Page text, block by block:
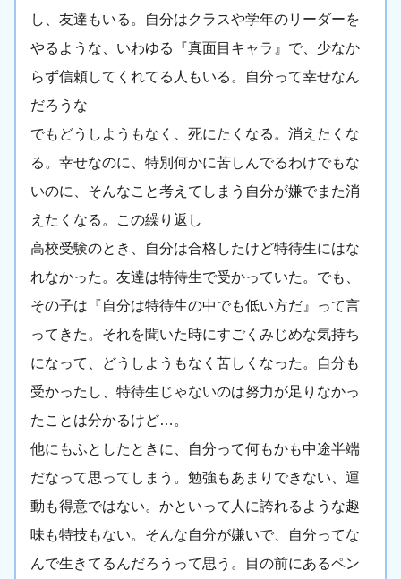
し、友達もいる。自分はクラスや学年のリーダーを
やるような、いわゆる『真面目キャラ』で、少なか
らず信頼してくれてる人もいる。自分って幸せなん
だろうな
でもどうしようもなく、死にたくなる。消えたくな
る。幸せなのに、特別何かに苦しんでるわけでもな
いのに、そんなこと考えてしまう自分が嫌でまた消
えたくなる。この繰り返し
高校受験のとき、自分は合格したけど特待生にはな
れなかった。友達は特待生で受かっていた。でも、
その子は『自分は特待生の中でも低い方だ』って言
ってきた。それを聞いた時にすごくみじめな気持ち
になって、どうしようもなく苦しくなった。自分も
受かったし、特待生じゃないのは努力が足りなかっ
たことは分かるけど…。
他にもふとしたときに、自分って何もかも中途半端
だなって思ってしまう。勉強もあまりできない、運
動も得意ではない。かといって人に誇れるような趣
味も特技もない。そんな自分が嫌いで、自分ってな
んで生きてるんだろうって思う。目の前にあるペン